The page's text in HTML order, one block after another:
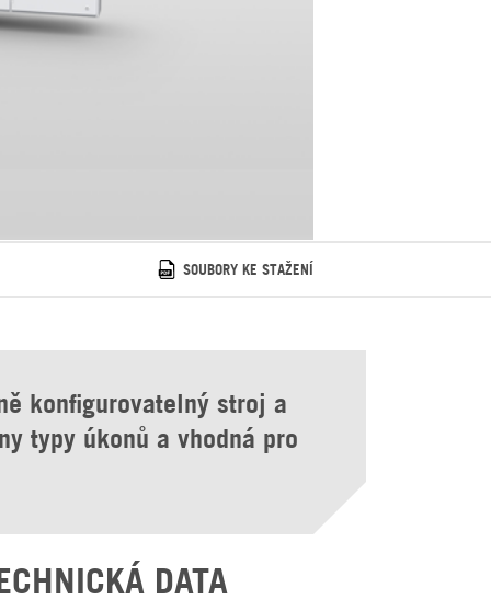
SOUBORY KE STAŽENÍ
konfigurovatelný stroj a
typy úkonů a vhodná pro
DATA